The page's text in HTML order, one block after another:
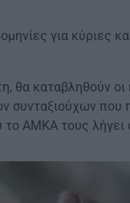
για κύριες
θα καταβληθούν οι
συνταξιούχων που
το ΑΜΚΑ τους λήγει